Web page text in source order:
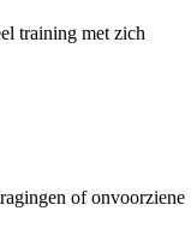
training met zich
of onvoorziene